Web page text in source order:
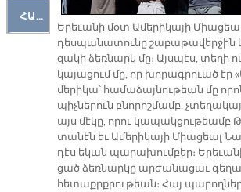
ՀԱՐԹԱԿ
Ե­րե­ւա­նի մօտ Ա­մե­րի­կա­յի
դես­պա­նա­տու­նը շա­բա­թա­վեր­ջին
զա­կի ձեռ­նարկ մը։ Այս­պէս, տե­ղի
կա­յա­ցում մը, որ խո­րագ­րուած էր
մե­րի­կա՝ հա­մա­ձայ­նու­թեան մը
պիչ­նե­րուն բնո­րոշ­մամբ,
այս մէ­կը, ո­րու կա­պակ­ցու­թեամբ
տա­նէն եւ Ա­մե­րի­կա­յի Միա­ցեալ
դէս ե­կան պա­րա­խում­բեր։
ցած ձեռ­նար­կը ար­ժա­նա­ցաւ
հե­տաքրք­րու­թեան։ Հայ